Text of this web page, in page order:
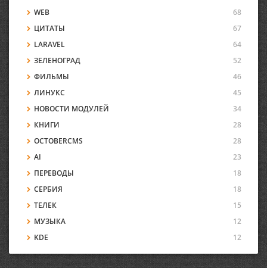
WEB
68
ЦИТАТЫ
67
LARAVEL
64
ЗЕЛЕНОГРАД
52
ФИЛЬМЫ
46
ЛИНУКС
45
НОВОСТИ МОДУЛЕЙ
34
КНИГИ
28
OCTOBERCMS
28
AI
23
ПЕРЕВОДЫ
18
СЕРБИЯ
18
ТЕЛЕК
15
МУЗЫКА
12
KDE
12